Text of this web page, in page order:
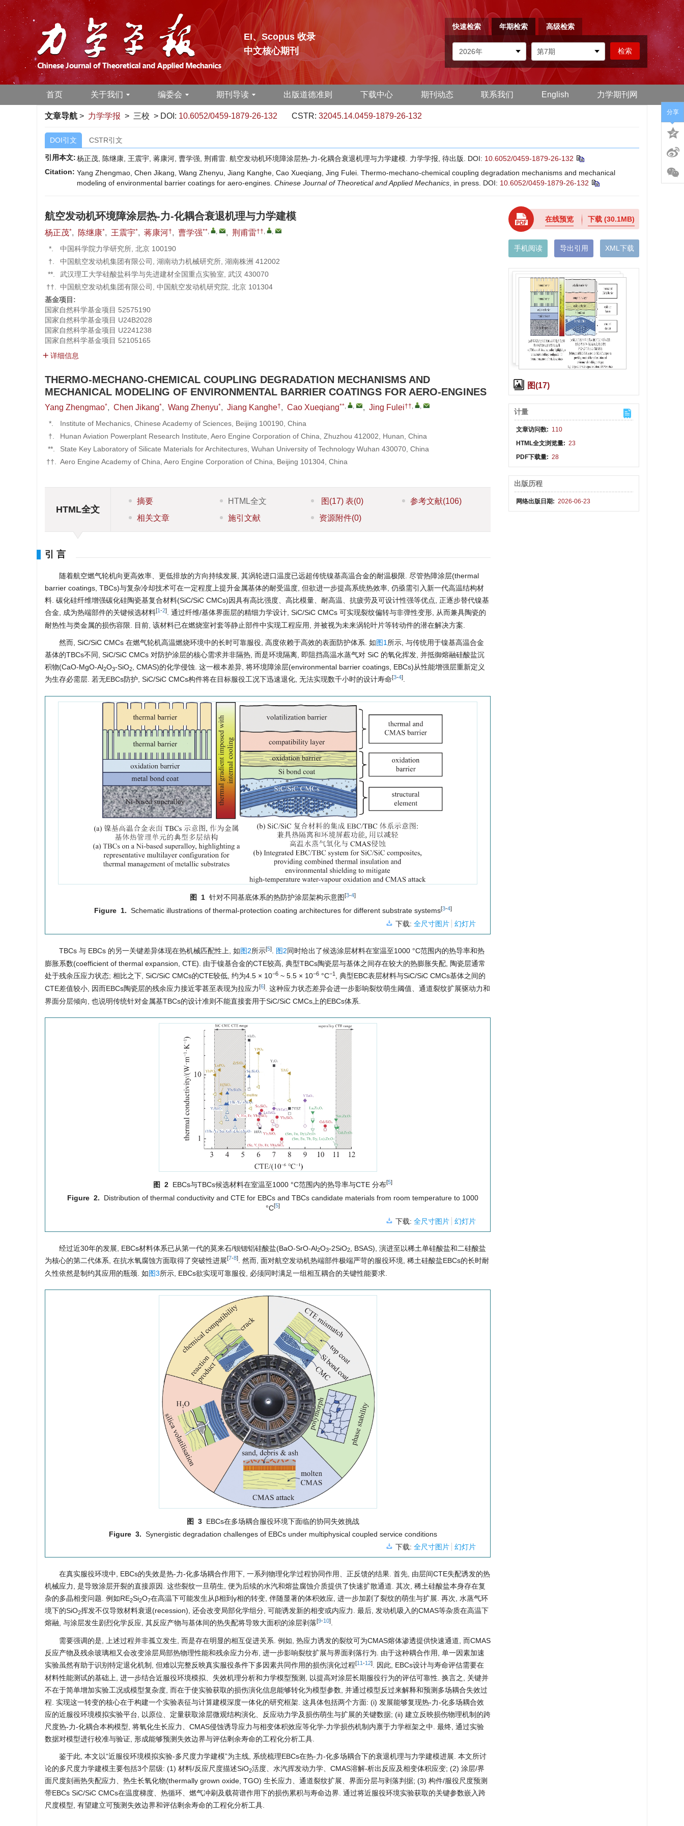
EI、Scopus 收录
中文核心期刊
快速检索 年期检索 高级检索
首页 关于我们 编委会 期刊导读 出版道德准则 下载中心 期刊动态 联系我们 English 力学期刊网
文章导航 > 力学学报 > 三校 > DOI: 10.6052/0459-1879-26-132 CSTR: 32045.14.0459-1879-26-132
DOI引文 CSTR引文
引用本文:杨正茂, 陈继康, 王震宇, 蒋康河, 曹学强, 荆甫雷. 航空发动机环境障涂层热-力-化耦合衰退机理与力学建模. 力学学报, 待出版. DOI: 10.6052/0459-1879-26-132
Citation: Yang Zhengmao, Chen Jikang, Wang Zhenyu, Jiang Kanghe, Cao Xueqiang, Jing Fulei. Thermo-mechano-chemical coupling degradation mechanisms and mechanical
modeling of environmental barrier coatings for aero-engines. Chinese Journal of Theoretical and Applied Mechanics , in press. DOI: 10.6052/0459-1879-26-132
航空发动机环境障涂层热-力-化耦合衰退机理与力学建模
杨正茂*, 陈继康*, 王震宇*, 蒋康河†, 曹学强**, , , 荆甫雷††, ,
*.
中国科学院力学研究所, 北京 100190
†.
中国航空发动机集团有限公司, 湖南动力机械研究所, 湖南株洲 412002
**.
武汉理工大学硅酸盐科学与先进建材全国重点实验室, 武汉 430070
††.
中国航空发动机集团有限公司, 中国航空发动机研究院, 北京 101304
基金项目:
国家自然科学基金项目 52575190
国家自然科学基金项目 U24B2028
国家自然科学基金项目 U2241238
国家自然科学基金项目 52105165
详细信息
THERMO-MECHANO-CHEMICAL COUPLING DEGRADATION MECHANISMS AND
MECHANICAL MODELING OF ENVIRONMENTAL BARRIER COATINGS FOR AERO-ENGINES
Yang Zhengmao*, Chen Jikang*, Wang Zhenyu*, Jiang Kanghe†, Cao Xueqiang**, , , Jing Fulei††, ,
*.
Institute of Mechanics, Chinese Academy of Sciences, Beijing 100190, China
†.
Hunan Aviation Powerplant Research Institute, Aero Engine Corporation of China, Zhuzhou 412002, Hunan, China
**.
State Key Laboratory of Silicate Materials for Architectures, Wuhan University of Technology Wuhan 430070, China
††.
Aero Engine Academy of China, Aero Engine Corporation of China, Beijing 101304, China
HTML全文
摘要 HTML全文 图 (17) 表(0) 参考文献(106)
相关文章
施引文献 资源附件(0)
引 言
随着航空燃气轮机向更高效率、更低排放的方向持续发展, 其涡轮进口温度已远超传统镍基高温合金的耐温极限. 尽管热障涂层(thermal
barrier coatings, TBCs)与复杂冷却技术可在一定程度上提升金属基体的耐受温度, 但欲进一步提高系统热效率, 仍亟需引入新一代高温结构材
料. 碳化硅纤维增强碳化硅陶瓷基复合材料(SiC/SiC CMCs)因具有高比强度、高比模量、耐高温、抗疲劳及可设计性强等优点, 正逐步替代镍基
合金, 成为热端部件的关键候选材料[1-2]
. 通过纤维/基体界面层的精细力学设计, SiC/SiC CMCs 可实现裂纹偏转与非弹性变形, 从而兼具陶瓷的
耐热性与类金属的损伤容限. 目前, 该材料已在燃烧室衬套等静止部件中实现工程应用, 并被视为未来涡轮叶片等转动件的潜在解决方案.
然而, SiC/SiC CMCs 在燃气轮机高温燃烧环境中的长时可靠服役, 高度依赖于高效的表面防护体系. 如图1 所示, 与传统用于镍基高温合金
基体的TBCs不同, SiC/SiC CMCs 对防护涂层的核心需求并非隔热, 而是环境隔离, 即阻挡高温水蒸气对 SiC 的氧化挥发, 并抵御熔融硅酸盐沉
积物(CaO-MgO-Al2O3-SiO2
, CMAS)的化学侵蚀. 这一根本差异, 将环境障涂层(environmental barrier coatings, EBCs)从性能增强层重新定义
为生存必需层. 若无EBCs防护, SiC/SiC CMCs构件将在目标服役工况下迅速退化, 无法实现数千小时的设计寿命[3-4]
图 1 针对不同基底体系的热防护涂层架构示意图[3-4]
Figure 1. Schematic illustrations of thermal-protection coating architectures for different substrate systems[3-4]
下载: 全尺寸图片 幻灯片
TBCs 与 EBCs 的另一关键差异体现在热机械匹配性上, 如图2所示[5] 图2同时给出了候选涂层材料在室温至1000 °C范围内的热导率和热
膨胀系数(coefficient of thermal expansion, CTE). 由于镍基合金的CTE较高, 典型TBCs陶瓷层与基体之间存在较大的热膨胀失配, 陶瓷层通常
处于残余压应力状态; 相比之下, SiC/SiC CMCs的CTE较低, 约为4.5 × 10−6 ~ 5.5 × 10−6 °C−1
, 典型EBC表层材料与SiC/SiC CMCs基体之间的
CTE差值较小, 因而EBCs陶瓷层的残余应力接近零甚至表现为拉应力[6]
. 这种应力状态差异会进一步影响裂纹萌生阈值、通道裂纹扩展驱动力和
界面分层倾向, 也说明传统针对金属基TBCs的设计准则不能直接套用于SiC/SiC CMCs上的EBCs体系.
图 2 EBCs与TBCs候选材料在室温至1000 °C范围内的热导率与CTE 分布[5]
Figure 2.
Distribution of thermal conductivity and CTE for EBCs and TBCs candidate materials from room temperature to 1000
°C[5]
下载: 全尺寸图片 幻灯片
经过近30年的发展, EBCs材料体系已从第一代的莫来石/钡锶铝硅酸盐(BaO-SrO-Al2O3-2SiO2
, BSAS), 演进至以稀土单硅酸盐和二硅酸盐
为核心的第二代体系, 在抗水氧腐蚀方面取得了突破性进展[7-8]
. 然而, 面对航空发动机热端部件极端严苛的服役环境, 稀土硅酸盐EBCs的长时耐
久性依然是制约其应用的瓶颈. 如图3所示, EBCs欲实现可靠服役, 必须同时满足一组相互耦合的关键性能要求.
图 3 EBCs在多场耦合服役环境下面临的协同失效挑战
Figure 3. Synergistic degradation challenges of EBCs under multiphysical coupled service conditions
下载: 全尺寸图片 幻灯片
在真实服役环境中, EBCs的失效是热-力-化多场耦合作用下, 一系列物理化学过程协同作用、正反馈的结果. 首先, 由层间CTE失配诱发的热
机械应力, 是导致涂层开裂的直接原因. 这些裂纹一旦萌生, 便为后续的水汽和熔盐腐蚀介质提供了快速扩散通道. 其次, 稀土硅酸盐本身存在复
杂的多晶相变问题. 例如RE2Si2O7在高温下可能发生从β相到γ相的转变, 伴随显著的体积效应, 进一步加剧了裂纹的萌生与扩展. 再次, 水蒸气环
境下的SiO2挥发不仅导致材料衰退(recession), 还会改变局部化学组分, 可能诱发新的相变或内应力. 最后, 发动机吸入的CMAS等杂质在高温下
熔融, 与涂层发生剧烈化学反应, 其反应产物与基体间的热失配将导致大面积的涂层剥落[9-10]
需要强调的是, 上述过程并非孤立发生, 而是存在明显的相互促进关系. 例如, 热应力诱发的裂纹可为CMAS熔体渗透提供快速通道, 而CMAS
反应产物及残余玻璃相又会改变涂层局部热物理性能和残余应力分布, 进一步影响裂纹扩展与界面剥落行为. 由于这种耦合作用, 单一因素加速
实验虽然有助于识别特定退化机制, 但难以完整反映真实服役条件下多因素共同作用的损伤演化过程[11-12]
. 因此, EBCs设计与寿命评估需要在
材料性能测试的基础上, 进一步结合近服役环境模拟、失效机理分析和力学模型预测, 以提高对涂层长期服役行为的评估可靠性. 换言之, 关键并
不在于简单增加实验工况或模型复杂度, 而在于使实验获取的损伤演化信息能够转化为模型参数, 并通过模型反过来解释和预测多场耦合失效过
程. 实现这一转变的核心在于构建一个实验表征与计算建模深度一体化的研究框架. 这具体包括两个方面: (i) 发展能够复现热-力-化多场耦合效
应的近服役环境模拟实验平台, 以原位、定量获取涂层微观结构演化、反应动力学及损伤萌生与扩展的关键数据; (ii) 建立反映损伤物理机制的跨
尺度热-力-化耦合本构模型, 将氧化生长应力、CMAS侵蚀诱导应力与相变体积效应等化学-力学损伤机制内禀于力学框架之中. 最终, 通过实验
数据对模型进行校准与验证, 形成能够预测失效边界与评估剩余寿命的工程化分析工具.
鉴于此, 本文以“近服役环境模拟实验-多尺度力学建模”为主线, 系统梳理EBCs在热-力-化多场耦合下的衰退机理与力学建模进展. 本文所讨
论的多尺度力学建模主要包括3个层级: (1) 材料/反应尺度描述SiO2活度、水汽挥发动力学、CMAS溶解-析出反应及相变体积应变; (2) 涂层/界
面尺度刻画热失配应力、热生长氧化物(thermally grown oxide, TGO) 生长应力、通道裂纹扩展、界面分层与剥落判据; (3) 构件/服役尺度预测
带EBCs SiC/SiC CMCs在温度梯度、热循环、燃气冲刷及载荷谱作用下的损伤累积与寿命边界. 通过将近服役环境实验获取的关键参数嵌入跨
尺度模型, 有望建立可预测失效边界和评估剩余寿命的工程化分析工具.
在线预览 下载(30.1MB)
手机阅读 导出引用 XML下载
图(17)
计量
文章访问数: 110
HTML全文浏览量: 23
PDF下载量: 28
出版历程
网络出版日期: 2026-06-23
分享